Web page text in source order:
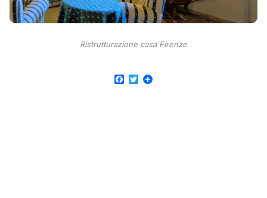
Ristrutturazione casa Firenze
Facebook
Twitter